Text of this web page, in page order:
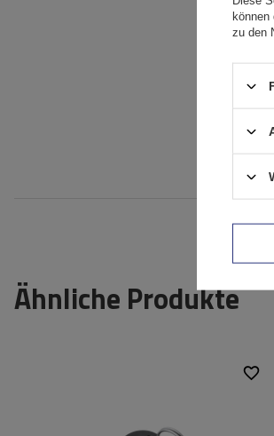
Ähnliche Produkte
können
zu den